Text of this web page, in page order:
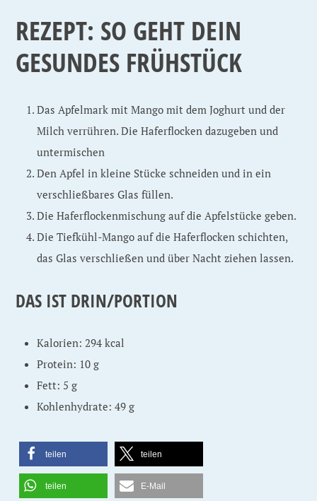
REZEPT: SO GEHT DEIN
GESUNDES FRÜHSTÜCK
Das Apfelmark mit Mango mit dem Joghurt und der
Milch verrühren. Die Haferflocken dazugeben und
untermischen
Den Apfel in kleine Stücke schneiden und in ein
verschließbares Glas füllen.
Die Haferflockenmischung auf die Apfelstücke geben.
Die Tiefkühl-Mango auf die Haferflocken schichten,
das Glas verschließen und über Nacht ziehen lassen.
DAS IST DRIN/PORTION
Kalorien: 294 kcal
Protein: 10 g
Fett: 5 g
Kohlenhydrate: 49 g
teilen teilen
teilen E-Mail